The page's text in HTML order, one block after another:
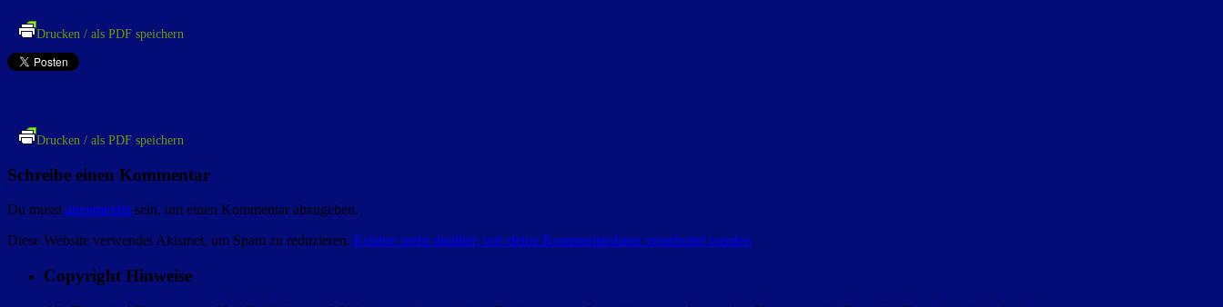
Drucken / als PDF speichern
Drucken / als PDF speichern
Schreibe einen Kommentar
Du musst angemeldet sein, um einen Kommentar abzugeben.
Diese Website verwendet Akismet, um Spam zu reduzieren. Erfahre mehr darüber, wie deine Kommentardaten verarbeitet werden.
Copyright Hinweise